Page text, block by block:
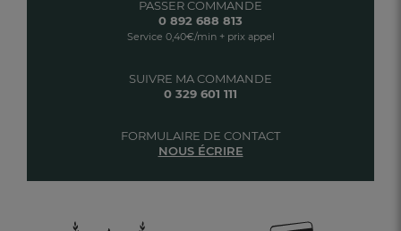
SUIVRE MA COMMANDE
0 329 601 111
PASSER COMMANDE
0 892 688 813
Service 0,40€/min + prix appel
FORMULAIRE DE CONTACT
NOUS ÉCRIRE